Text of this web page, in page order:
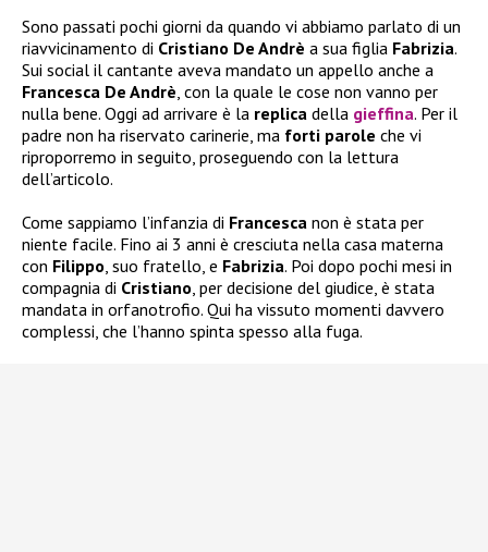
Sono passati pochi giorni da quando vi abbiamo parlato di un
riavvicinamento di Cristiano De Andrè a sua figlia Fabrizia.
Sui social il cantante aveva mandato un appello anche a
Francesca De Andrè, con la quale le cose non vanno per
nulla bene. Oggi ad arrivare è la replica della gieffina. Per il
padre non ha riservato carinerie, ma forti parole che vi
riproporremo in seguito, proseguendo con la lettura
dell’articolo.
Come sappiamo l’infanzia di Francesca non è stata per
niente facile. Fino ai 3 anni è cresciuta nella casa materna
con Filippo, suo fratello, e Fabrizia. Poi dopo pochi mesi in
compagnia di Cristiano, per decisione del giudice, è stata
mandata in orfanotrofio. Qui ha vissuto momenti davvero
complessi, che l’hanno spinta spesso alla fuga.